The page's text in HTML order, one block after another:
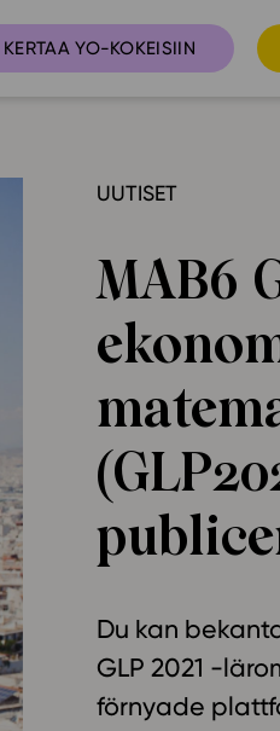
KERTAA YO-KOKEISIIN
Ominaisuudet
Tapahtumakalenteri
Webinaari­tallenteet
Suosittelut
Ohjekeskus
Ohjevideot
Oppikirjailijat
Tiimi
Tietoa meistä
Eettiset periaatteet
UUTISET
MAB6
Du kan
GLP 2021 -
förnyade